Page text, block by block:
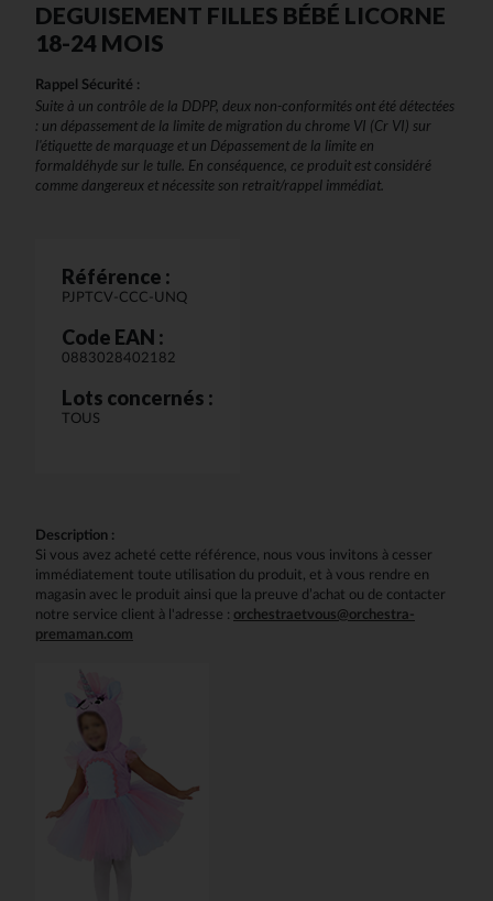
DEGUISEMENT FILLES BÉBÉ LICORNE
18-24 MOIS
Rappel Sécurité :
Suite à un contrôle de la DDPP, deux non-conformités ont été détectées
: un dépassement de la limite de migration du chrome VI (Cr VI) sur
l'étiquette de marquage et un Dépassement de la limite en
formaldéhyde sur le tulle. En conséquence, ce produit est considéré
comme dangereux et nécessite son retrait/rappel immédiat.
Référence :
PJPTCV-CCC-UNQ
Code EAN :
0883028402182
Lots concernés :
TOUS
Description :
Si vous avez acheté cette référence, nous vous invitons à cesser
immédiatement toute utilisation du produit, et à vous rendre en
magasin avec le produit ainsi que la preuve d’achat ou de contacter
notre service client à l'adresse : orchestraetvous@orchestra-
premaman.com